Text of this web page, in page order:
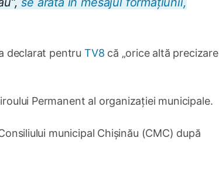
declarat pentru TV8 că „orice altă precizare
Permanent al organizației municipale.
municipal Chișinău (CMC) după